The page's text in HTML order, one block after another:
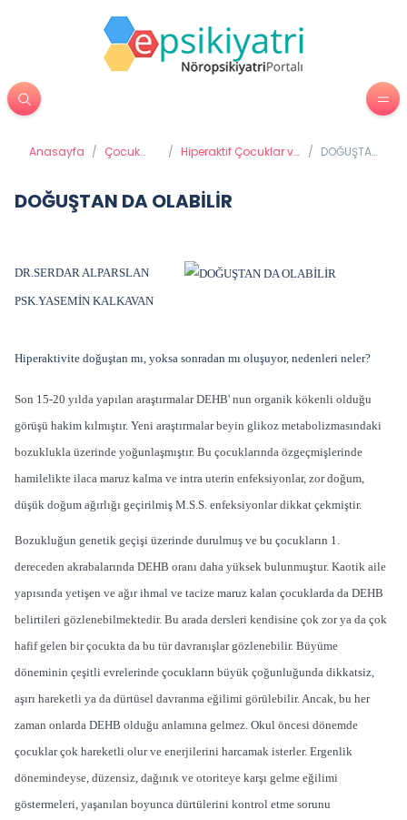
Anasayfa / Çocuk
/ Hiperaktif Çocuklar ve
/ DOĞUŞTAN
DOĞUŞTAN DA OLABİLİR
DR.SERDAR ALPARSLAN
PSK.YASEMİN KALKAVAN
Hiperaktivite doğuştan mı, yoksa sonradan mı oluşuyor, nedenleri neler?
Son 15-20 yılda yapılan araştırmalar DEHB' nun organik kökenli olduğu
görüşü hakim kılmıştır. Yeni araştırmalar beyin glikoz metabolizmasındaki
bozuklukla üzerinde yoğunlaşmıştır. Bu çocuklarında özgeçmişlerinde
hamilelikte ilaca maruz kalma ve intra uterin enfeksiyonlar, zor doğum,
düşük doğum ağırlığı geçirilmiş M.S.S. enfeksiyonlar dikkat çekmiştir.
Bozukluğun genetik geçişi üzerinde durulmuş ve bu çocukların 1.
dereceden akrabalarında DEHB oranı daha yüksek bulunmuştur. Kaotik aile
yapısında yetişen ve ağır ihmal ve tacize maruz kalan çocuklarda da DEHB
belirtileri gözlenebilmektedir. Bu arada dersleri kendisine çok zor ya da çok
hafif gelen bir çocukta da bu tür davranışlar gözlenebilir. Büyüme
döneminin çeşitli evrelerinde çocukların büyük çoğunluğunda dikkatsiz,
aşırı hareketli ya da dürtüsel davranma eğilimi görülebilir. Ancak, bu her
zaman onlarda DEHB olduğu anlamına gelmez. Okul öncesi dönemde
çocuklar çok hareketli olur ve enerjilerini harcamak isterler. Ergenlik
dönemindeyse, düzensiz, dağınık ve otoriteye karşı gelme eğilimi
göstermeleri, yaşanılan boyunca dürtülerini kontrol etme sorunu